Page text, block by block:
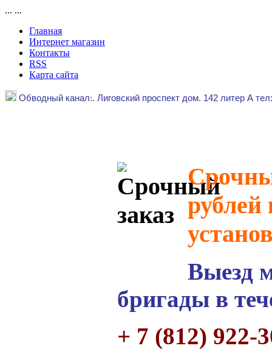
... ...
Главная
Интернет магазин
Контакты
RSS
Карта сайта
Обводный канал:. Лиговский проспект дом. 142 литер А
рублей
Выезд
бригады в
+ 7 (812) 922-